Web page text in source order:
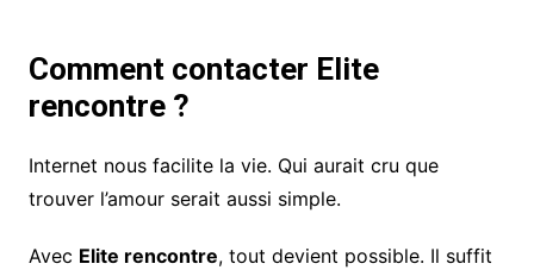
Comment contacter Elite
rencontre ?
Internet nous facilite la vie. Qui aurait cru que
trouver l’amour serait aussi simple.
Avec Elite rencontre, tout devient possible. Il suffit